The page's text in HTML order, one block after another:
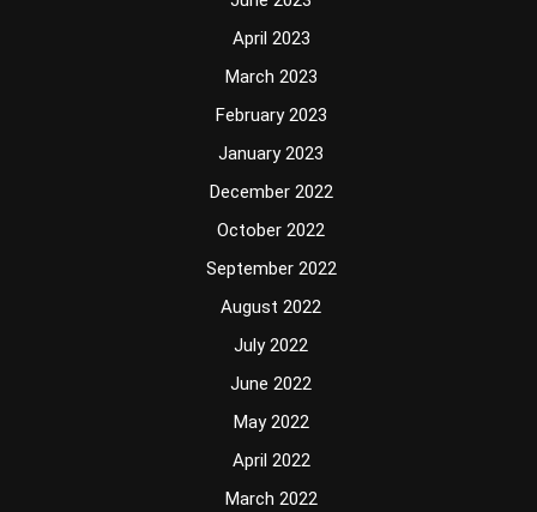
April 2023
March 2023
February 2023
January 2023
December 2022
October 2022
September 2022
August 2022
July 2022
June 2022
May 2022
April 2022
March 2022